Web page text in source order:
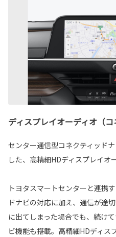
ディスプレイオーディオ（
センター通信型コネクティッド
した、高精細HDディスプレイオ
トヨタスマートセンターと連携
ドナビの対応に加え、通信が途
に出てしまった場合でも、続け
ビ機能も搭載。高精細HDディス